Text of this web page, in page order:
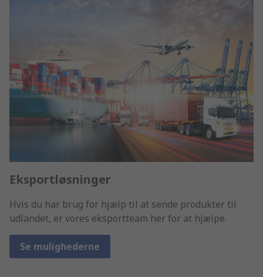
Eksportløsninger
Hvis du har brug for hjælp til at sende produkter til
udlandet, er vores eksportteam her for at hjælpe.
Se mulighederne